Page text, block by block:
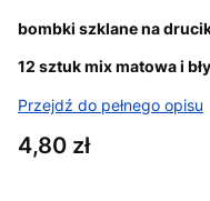
bombki szklane na
12 sztuk mix matowa i
Przejdź do pełnego opisu
Cena
4,80 zł